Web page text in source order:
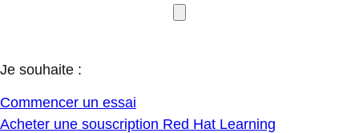
Je souhaite :
Commencer un essai
Acheter une souscription Red Hat Learning